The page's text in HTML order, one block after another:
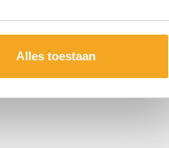
Alles toestaan